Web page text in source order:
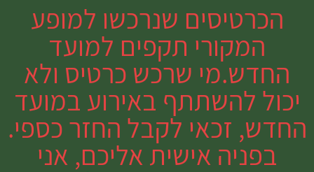
הכרטיסים שנרכשו למופע
המקורי תקפים למועד
החדש.מי שרכש כרטיס ולא
יכול להשתתף באירוע במועד
החדש, זכאי לקבל החזר כספי.
בפניה אישית אליכם, אני